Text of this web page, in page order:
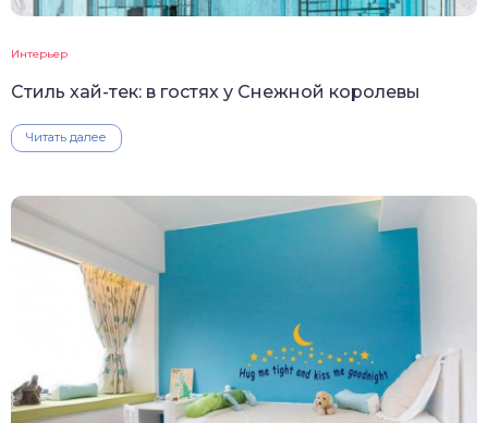
Интерьер
Стиль хай-тек: в гостях у Снежной королевы
Читать далее